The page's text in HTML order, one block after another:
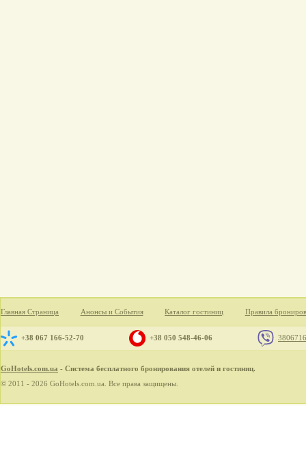
Главная Страница Анонсы и События Каталог гостиниц Правила
+38 067 166-52-70 +38 050 548-46-06
GoHotels.com.ua - Система бесплатного бронирования отелей и гостиниц.
© 2011 - 2026 GoHotels.com.ua. Все права защищены.